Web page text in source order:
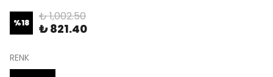
%18 ₺ 1,002.50
₺ 821.40
RENK